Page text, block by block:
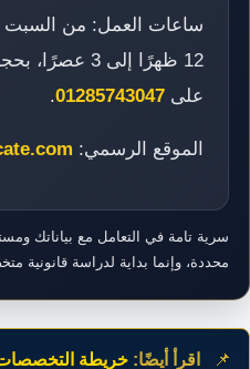
ساعات العمل: من السبت
12 ظهرًا إلى 3
على 01285743047
.
الموقع الرسمي:
سرية تامة في التعامل مع بياناتك
محددة، وإنما بداية لدراسة قانونية
📌 اقرأ أيضًا: خريطة التخصصات